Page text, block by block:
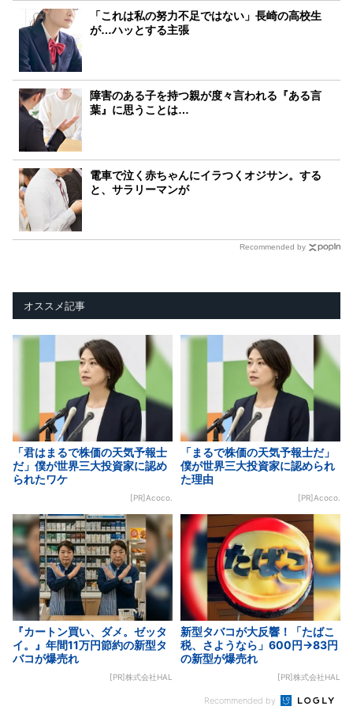
「これは私の努力不足ではない」長崎の高校生
が…ハッとする主張
障害のある子を持つ親が度々言われる『ある言
葉』に思うことは…
電車で泣く赤ちゃんにイラつくオジサン。する
と、サラリーマンが
Recommended by
オススメ記事
「君はまるで株価の天気予報士
だ」僕が世界三大投資家に認め
られたワケ
[PR]Acoco.
「まるで株価の天気予報士だ」
僕が世界三大投資家に認められ
た理由
[PR]Acoco.
『カートン買い、ダメ。ゼッタ
イ。』年間11万円節約の新型タ
バコが爆売れ
[PR]株式会社HAL
新型タバコが大反響！「たばこ
税、さようなら」600円→83円
の新型が爆売れ
[PR]株式会社HAL
Recommended by